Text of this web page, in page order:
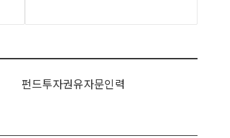
펀드투자권유자문인력